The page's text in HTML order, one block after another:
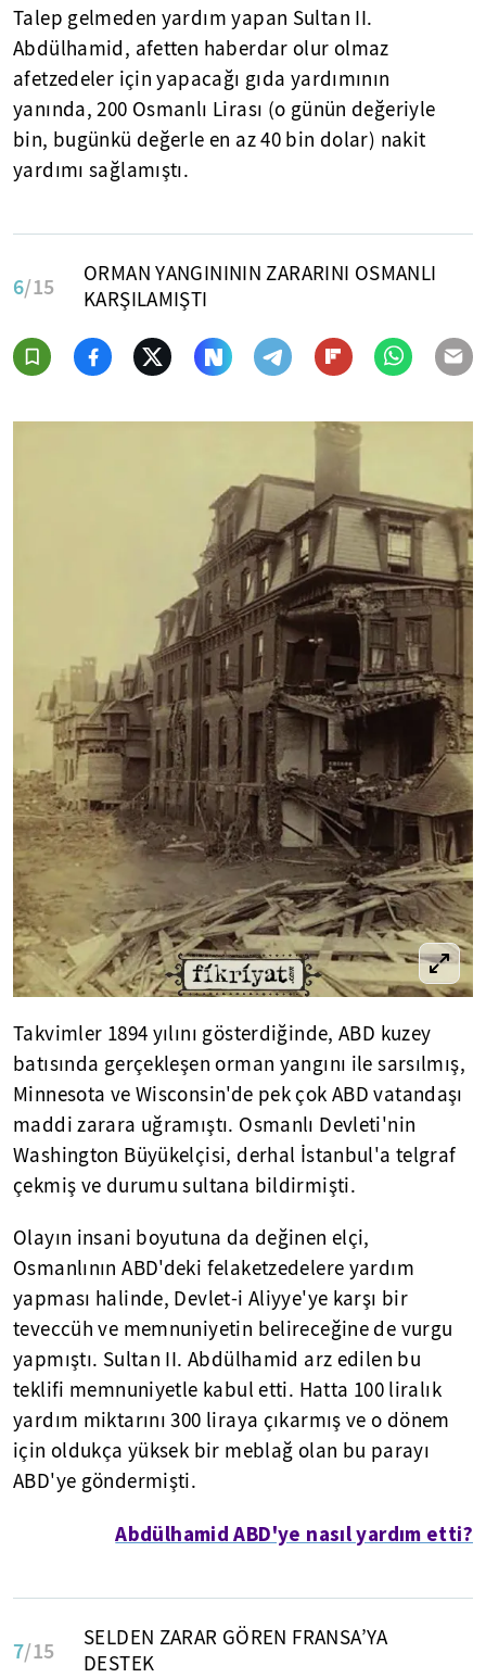
Talep gelmeden yardım yapan Sultan II.
Abdülhamid, afetten haberdar olur olmaz
afetzedeler için yapacağı gıda yardımının
yanında, 200 Osmanlı Lirası (o günün değeriyle
bin, bugünkü değerle en az 40 bin dolar) nakit
yardımı sağlamıştı.
6/15
ORMAN YANGINININ ZARARINI OSMANLI
KARŞILAMIŞTI
Takvimler 1894 yılını gösterdiğinde, ABD kuzey
batısında gerçekleşen orman yangını ile sarsılmış,
Minnesota ve Wisconsin'de pek çok ABD vatandaşı
maddi zarara uğramıştı. Osmanlı Devleti'nin
Washington Büyükelçisi, derhal İstanbul'a telgraf
çekmiş ve durumu sultana bildirmişti.
Olayın insani boyutuna da değinen elçi,
Osmanlının ABD'deki felaketzedelere yardım
yapması halinde, Devlet-i Aliyye'ye karşı bir
teveccüh ve memnuniyetin belireceğine de vurgu
yapmıştı. Sultan II. Abdülhamid arz edilen bu
teklifi memnuniyetle kabul etti. Hatta 100 liralık
yardım miktarını 300 liraya çıkarmış ve o dönem
için oldukça yüksek bir meblağ olan bu parayı
ABD'ye göndermişti.
Abdülhamid ABD'ye nasıl yardım etti?
7/15
SELDEN ZARAR GÖREN FRANSA’YA
DESTEK